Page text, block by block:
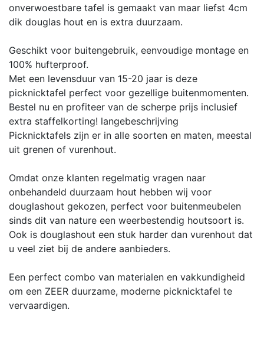
onverwoestbare tafel is gemaakt van maar liefst 4cm
dik douglas hout en is extra duurzaam.
Geschikt voor buitengebruik, eenvoudige montage en
100% hufterproof.
Met een levensduur van 15-20 jaar is deze
picknicktafel perfect voor gezellige buitenmomenten.
Bestel nu en profiteer van de scherpe prijs inclusief
extra staffelkorting! langebeschrijving
Picknicktafels zijn er in alle soorten en maten, meestal
uit grenen of vurenhout.
Omdat onze klanten regelmatig vragen naar
onbehandeld duurzaam hout hebben wij voor
douglashout gekozen, perfect voor buitenmeubelen
sinds dit van nature een weerbestendig houtsoort is.
Ook is douglashout een stuk harder dan vurenhout dat
u veel ziet bij de andere aanbieders.
Een perfect combo van materialen en vakkundigheid
om een ZEER duurzame, moderne picknicktafel te
vervaardigen.